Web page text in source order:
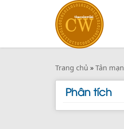
Trang chủ » Tản mạn
Phân tích